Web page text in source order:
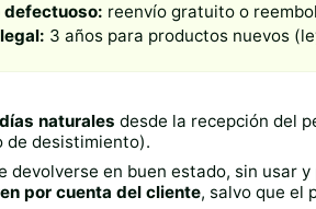
defectuoso: reenvío gratuito o
3 años para productos nuevos
naturales desde la recepción del
de desistimiento).
devolverse en buen estado, sin usar
por cuenta del cliente, salvo que el